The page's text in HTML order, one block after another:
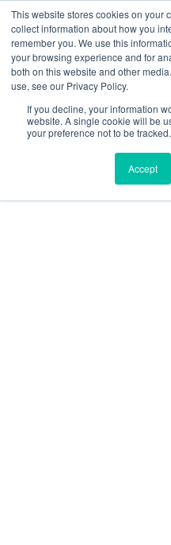
This website stores cookies on your
collect information about how you
remember you. We use this
your browsing experience and for
both on this website and other
use, see our Privacy Policy.
If you decline, your information
website. A single cookie will be
your preference not to be tracked.
Accept
contenido
W
h
a
t
s
a
p
F
a
c
e
b
k
mercadeo@grupoeib.com
3103229640PBX:+ 601 342 80
CONTACTO